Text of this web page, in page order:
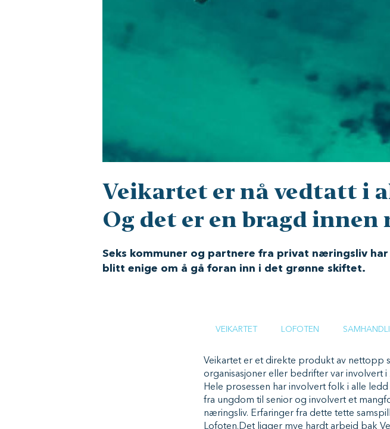
Veikartet er nå vedtatt i
Og det er en bragd
Seks kommuner og partnere fra privat næringsliv
blitt enige om å gå foran inn i det grønne skiftet.
VEIKARTET LOFOTEN
Veikartet er et direkte produkt av nettopp
organisasjoner eller bedrifter var involvert
Hele prosessen har involvert folk i alle
fra ungdom til senior og involvert et
næringsliv. Erfaringer fra dette tette
Lofoten.Det ligger mye hardt arbeid bak